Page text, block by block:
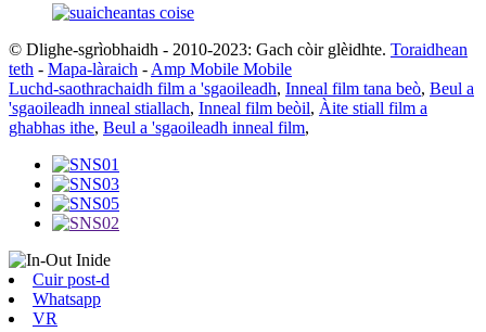
© Dlighe-sgrìobhaidh - 2010-2023: Gach còir glèidhte. Toraidhean
teth - Mapa-làraich - Amp Mobile Mobile
Luchd-saothrachaidh film a 'sgaoileadh, Inneal film tana beò, Beul a
'sgaoileadh inneal stiallach, Inneal film beòil, Àite stiall film a
ghabhas ithe, Beul a 'sgaoileadh inneal film,
Cuir post-d
Whatsapp
VR